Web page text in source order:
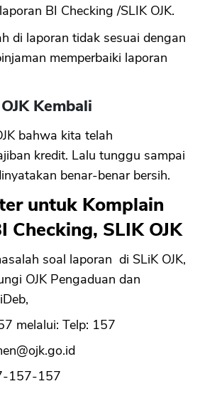
BI Checking /SLIK OJK.
di laporan tidak sesuai dengan
memperbaiki laporan
Kembali
bahwa kita telah
kredit. Lalu tunggu sampai
benar-benar bersih.
untuk Komplain
Checking, SLIK OJK
soal laporan di SLiK OJK,
OJK Pengaduan dan
melalui: Telp: 157
157-157